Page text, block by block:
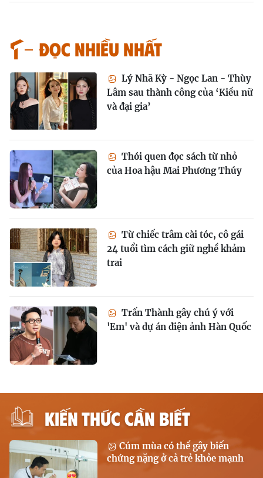
Đọc nhiều nhất
Lý Nhã Kỳ - Ngọc Lan - Thùy
Lâm sau thành công của ‘Kiều nữ
và đại gia’
Thói quen đọc sách từ nhỏ
của Hoa hậu Mai Phương Thúy
Từ chiếc trâm cài tóc, cô gái
24 tuổi tìm cách giữ nghề khảm
trai
Trấn Thành gây chú ý với
'Em' và dự án điện ảnh Hàn Quốc
KIẾN THỨC CẦN BIẾT
Cúm mùa có thể gây biến
chứng nặng ở cả trẻ khỏe mạnh